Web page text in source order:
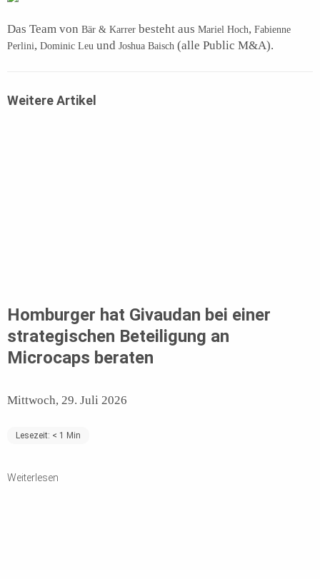
Das Team von Bär & Karrer besteht aus Mariel Hoch, Fabienne
Perlini, Dominic Leu und Joshua Baisch (alle Public M&A).
Weitere Artikel
Homburger hat Givaudan bei einer
strategischen Beteiligung an
Microcaps beraten
Mittwoch, 29. Juli 2026
Lesezeit: < 1 Min
Weiterlesen